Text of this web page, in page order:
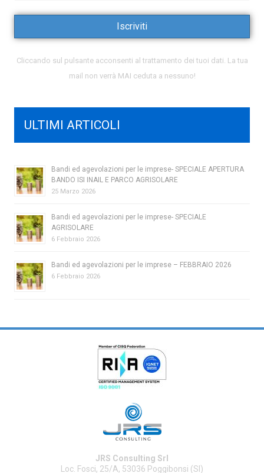
Cliccando sul pulsante acconsenti al trattamento dei tuoi dati. La tua
mail non verrà MAI ceduta a nessuno!
ULTIMI ARTICOLI
Bandi ed agevolazioni per le imprese- SPECIALE APERTURA
BANDO ISI INAIL E PARCO AGRISOLARE
25 Marzo 2026
Bandi ed agevolazioni per le imprese- SPECIALE
AGRISOLARE
6 Febbraio 2026
Bandi ed agevolazioni per le imprese – FEBBRAIO 2026
6 Febbraio 2026
JRS Consulting Srl
Loc. Fosci, 25/A, 53036 Poggibonsi (SI)